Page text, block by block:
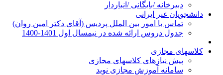
دبیرخانه /بایگانی /انباردار
غیر ایرانی
تماس با امور بین الملل پردیس (آقای دکتر امین روان)
جدول دروس ارائه شده در نیمسال اول 1401-1400
مجازی
پیش نیازهای کلاسهای مجازی
سامانه آموزش مجازی نوید